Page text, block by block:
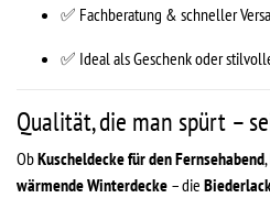
✅ Fachberatung & schneller
✅ Ideal als Geschenk oder
Qualität, die man spürt –
ObKuscheldecke für den Fernsehabend,
wärmende Winterdecke – die